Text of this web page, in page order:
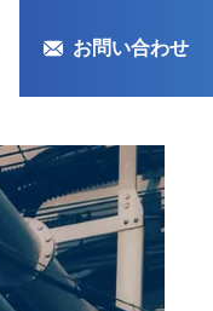
お問い合わせ